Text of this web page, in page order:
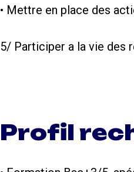
• Mettre en place des
5/ Participer a la vie des
Profil